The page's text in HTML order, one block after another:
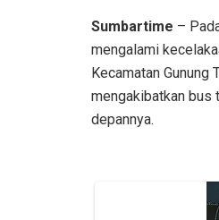
Sumbartime –
mengalami
Kecamatan Gunung
mengakibatkan bus
depannya.